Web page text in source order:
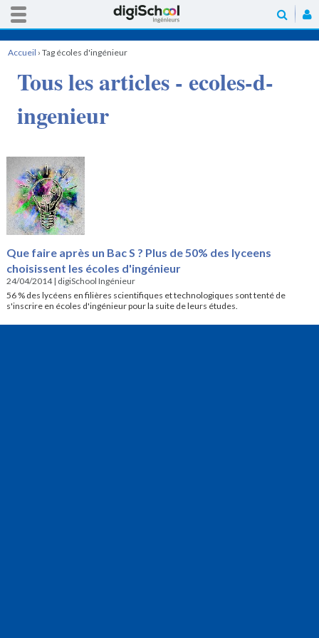
Accueil › Tag écoles d'ingénieur
Tous les articles - ecoles-d-
ingenieur
Que faire après un Bac S ? Plus de 50% des lyceens
choisissent les écoles d'ingénieur
24/04/2014| digiSchool Ingénieur
56 % des lycéens en filières scientifiques et technologiques sont tenté de
s'inscrire en écoles d'ingénieur pour la suite de leurs études.